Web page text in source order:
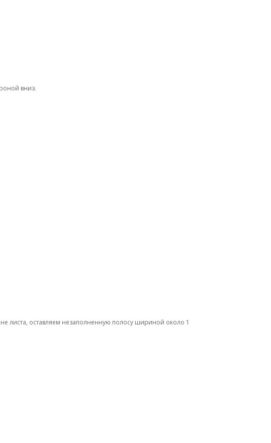
вниз.
листа, оставляем незаполненную полосу шириной около 1